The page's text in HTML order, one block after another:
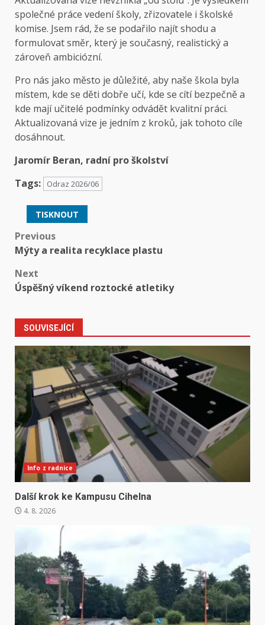
společné práce vedení školy, zřizovatele i školské
komise. Jsem rád, že se podařilo najít shodu a
formulovat směr, který je současný, realistický a
zároveň ambiciózní.
Pro nás jako město je důležité, aby naše škola byla
místem, kde se děti dobře učí, kde se cítí bezpečně a
kde mají učitelé podmínky odvádět kvalitní práci.
Aktualizovaná vize je jedním z kroků, jak tohoto cíle
dosáhnout.
Jaromír Beran, radní pro školství
Tags:
Odraz 2026/06
TISKNOUT
Post
navigation
Previous
Mýty a realita recyklace plastu
Next
Úspěšný víkend roztocké atletiky
SOUVISEJÍCÍ
Info z radnice
Další krok ke Kampusu Cihelna
4. 8. 2026